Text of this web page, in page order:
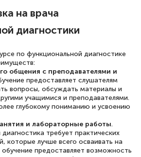
Хочется
при обращении
на все
вопросы и в течении
К
7 уровня
на врача
диагностики
по функциональной диагностике
общения с преподавателями и
предоставляет слушателям
вопросы, обсуждать материалы и
учащимися и преподавателями.
глубокому пониманию и усвоению
и лабораторные работы.
требует практических
которые лучше всего осваивать на
предоставляет возможность